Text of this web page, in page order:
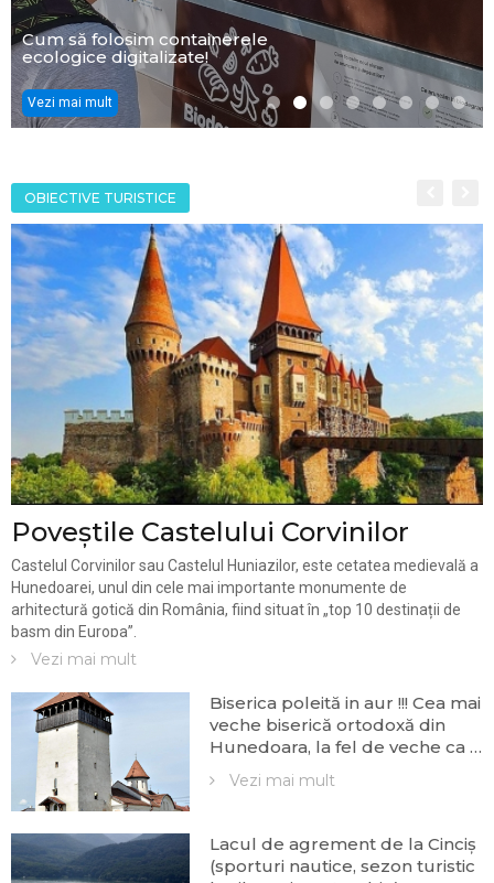
Cum să folosim containerele
ecologice digitalizate!
Vezi mai mult
OBIECTIVE TURISTICE
Poveștile Castelului Corvinilor
Castelul Corvinilor sau Castelul Huniazilor, este cetatea medievală a
Hunedoarei, unul din cele mai importante monumente de
arhitectură gotică din România, fiind situat în „top 10 destinații de
basm din Europa”.
Vezi mai mult
Biserica poleită in aur !!! Cea mai
veche biserică ortodoxă din
Hunedoara, la fel de veche ca și
Castelul Corvinilor. Cum au
contribuit sârbii, grecii şi românii
Nicolae”
Vezi mai mult
Lacul de agrement de la Cinciș
(sporturi nautice, sezon turistic